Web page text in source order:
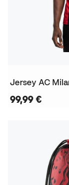
99,99 €